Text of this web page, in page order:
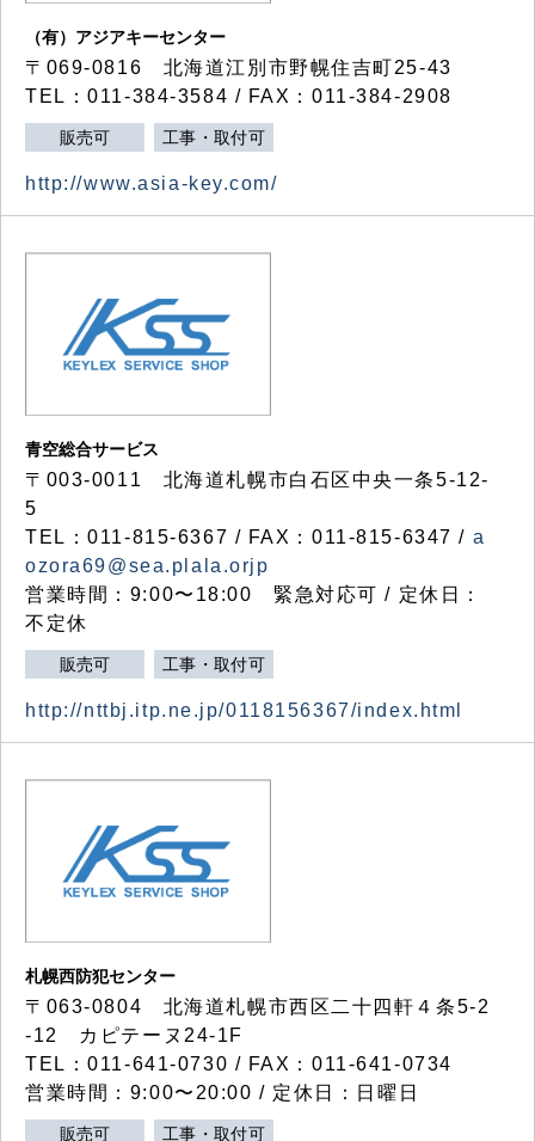
（有）アジアキーセンター
〒069-0816 北海道江別市野幌住吉町25-43
TEL：011-384-3584 / FAX：011-384-2908
販売可 工事・取付可
http://www.asia-key.com/
青空総合サービス
〒003-0011 北海道札幌市白石区中央一条5-12-
5
TEL：011-815-6367 / FAX：011-815-6347 / a
ozora69@sea.plala.orjp
営業時間：9:00〜18:00 緊急対応可 / 定休日：
不定休
販売可 工事・取付可
http://nttbj.itp.ne.jp/0118156367/index.html
札幌西防犯センター
〒063-0804 北海道札幌市西区二十四軒４条5-2
-12 カピテーヌ24-1F
TEL：011-641-0730 / FAX：011-641-0734
営業時間：9:00〜20:00 / 定休日：日曜日
販売可 工事・取付可